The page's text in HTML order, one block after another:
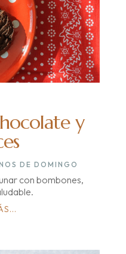
y
DE DOMINGO
con bombones,